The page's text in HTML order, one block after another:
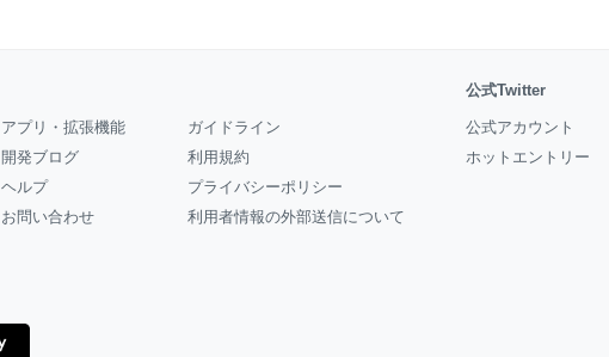
アプリ・拡張機能
開発ブログ
ヘルプ
お問い合わせ
ガイドライン
利用規約
プライバシーポリシー
利用者情報の外部送信について
公式Twitter
公式アカウント
ホットエントリー